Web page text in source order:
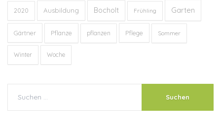
2020 Ausbildung Bocholt Frühling Garten
Gärtner Pflanze pflanzen Pflege Sommer
Winter Woche